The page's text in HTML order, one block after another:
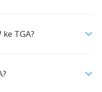
TGA?